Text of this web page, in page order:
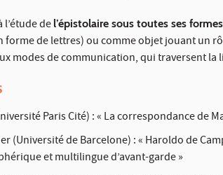
l’étude de l’épistolaire sous toutes ses
de lettres) ou comme objet jouant un
modes de communication, qui traversent
Paris Cité) : « La correspondance de
(Université de Barcelone) : « Haroldo de
et multilingue d’avant-garde »